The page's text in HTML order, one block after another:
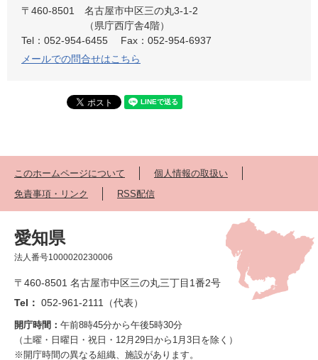
〒460-8501
名古屋市中区三の丸3-1-2
（県庁西庁舎4階）
Tel：052-954-6455
Fax：052-954-6937
メールでの問合せはこちら
このホームページについて
個人情報の取扱い
免責事項・リンク
RSS配信
愛知県
法人番号1000020230006
〒460-8501 名古屋市中区三の丸三丁目1番2号
Tel： 052-961-2111（代表）
開庁時間： 午前8時45分から午後5時30分
（土曜・日曜日・祝日・12月29日から1月3日を除く）
※開庁時間の異なる組織、施設があります。